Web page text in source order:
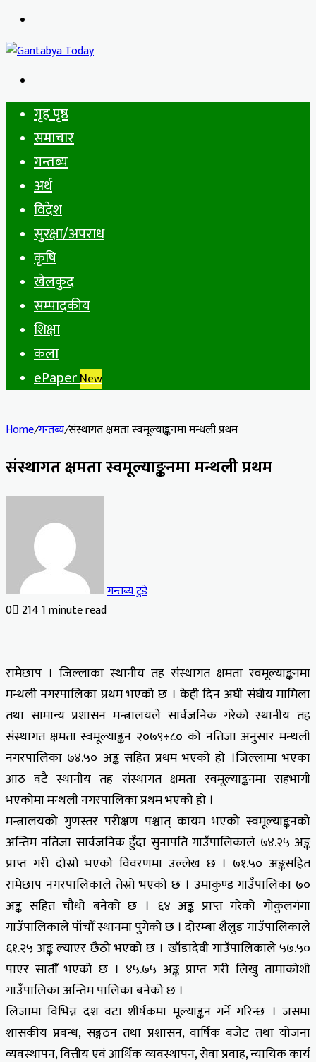
for
गृह पृष्ठ
समाचार
गन्तब्य
अर्थ
विदेश
सुरक्षा/अपराध
कृषि
खेलकुद
सम्पादकीय
शिक्षा
कला
ePaperNew
Home/गन्तब्य/संस्थागत क्षमता स्वमूल्याङ्कनमा मन्थली प्रथम
संस्थागत क्षमता स्वमूल्याङ्कनमा मन्थली प्रथम
गन्तब्य टुडे
0 2141 minute read
रामेछाप । जिल्लाका स्थानीय तह संस्थागत क्षमता स्वमूल्याङ्कनमा
मन्थली नगरपालिका प्रथम भएको छ । केही दिन अघी संघीय मामिला
तथा सामान्य प्रशासन मन्त्रालयले सार्वजनिक गरेको स्थानीय तह
संस्थागत क्षमता स्वमूल्याङ्कन २०७९÷८० को नतिजा अनुसार मन्थली
नगरपालिका ७४.५० अङ्क सहित प्रथम भएको हो ।जिल्लामा भएका
आठ वटै स्थानीय तह संस्थागत क्षमता स्वमूल्याङ्कनमा सहभागी
भएकोमा मन्थली नगरपालिका प्रथम भएको हो ।
मन्त्रालयको गुणस्तर परीक्षण पश्चात् कायम भएको स्वमूल्याङ्कनको
अन्तिम नतिजा सार्वजनिक हुँदा सुनापति गाउँपालिकाले ७४.२५ अङ्क
प्राप्त गरी दोस्रो भएको विवरणमा उल्लेख छ । ७१.५० अङ्कसहित
रामेछाप नगरपालिकाले तेस्रो भएको छ । उमाकुण्ड गाउँपालिका ७०
अङ्क सहित चौथो बनेको छ । ६४ अङ्क प्राप्त गरेको गोकुलगंगा
गाउँपालिकाले पाँचौँ स्थानमा पुगेको छ । दोरम्बा शैलुङ गाउँपालिकाले
६१.२५ अङ्क ल्याएर छैठो भएको छ । खाँडादेवी गाउँपालिकाले ५७.५०
पाएर सातौँ भएको छ । ४५.७५ अङ्क प्राप्त गरी लिखु तामाकोशी
गाउँपालिका अन्तिम पालिका बनेको छ ।
लिजामा विभिन्न दश वटा शीर्षकमा मूल्याङ्कन गर्ने गरिन्छ । जसमा
शासकीय प्रबन्ध, सङ्गठन तथा प्रशासन, वार्षिक बजेट तथा योजना
व्यवस्थापन, वित्तीय एवं आर्थिक व्यवस्थापन, सेवा प्रवाह, न्यायिक कार्य